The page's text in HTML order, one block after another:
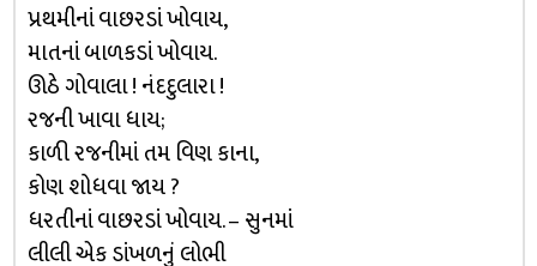
પ્રથમીનાં વાછરડાં ખોવાય,
માતનાં બાળકડાં ખોવાય.
ઊઠે ગોવાલા ! નંદદુલારા !
રજની ખાવા ધાય;
કાળી રજનીમાં તમ વિણ કાના,
કોણ શોધવા જાય ?
ધરતીનાં વાછરડાં ખોવાય. – સુનમાં
લીલી એક ડાંખળનું લોભી